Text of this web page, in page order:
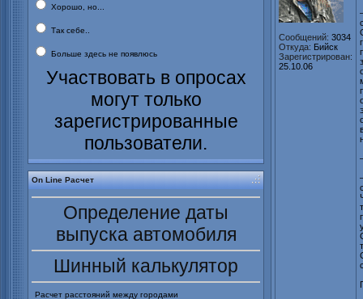
Хорошо, но...
Так себе..
Больше здесь не появлюсь
Участвовать в опросах
могут только
зарегистрированные
пользователи.
On Line Расчет
Определение даты
выпуска автомобиля
Шинный калькулятор
Расчет расстояний между городами
Сообщений: 3034
Откуда: Бийск
Зарегистрирован:
25.10.06